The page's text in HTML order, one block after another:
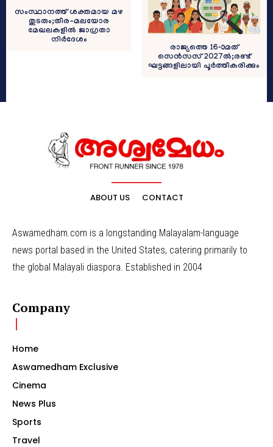
സംസ്ഥാനത്ത് ശക്തമായ മഴ
തുടരും;തീര-മലയോര
മേഖലകളിൽ ജാഗ്രതാ
നിർദേശം
രാജ്യത്തെ 16-ാമത്
സെൻസസ് 2027ൽ;രണ്ട്
ഘട്ടങ്ങളിലായി പൂർത്തീകരിക്കും
ABOUT US CONTACT
Aswamedham.com is a longstanding Malayalam-language
news portal based in the United States, catering primarily to
the global Malayali diaspora. Established in 2004
Company
Home
Aswamedham Exclusive
Cinema
News Plus
Sports
Travel